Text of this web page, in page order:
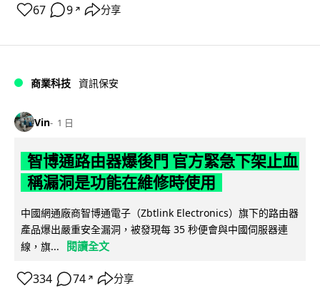
67 9 ↗ 分享
商業科技 資訊保安
Vin 1 日
智博通路由器爆後門 官方緊急下架止血
稱漏洞是功能在維修時使用
中國網通廠商智博通電子（Zbtlink Electronics）旗下的路由器
產品爆出嚴重安全漏洞，被發現每 35 秒便會與中國伺服器連
線，旗...
閱讀全文
334 74 ↗ 分享